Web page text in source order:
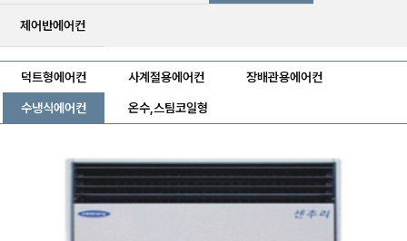
제어반에어컨
덕트형에어컨 사계절용에어컨 장배관용에어컨
수냉식에어컨 온수,스팀코일형